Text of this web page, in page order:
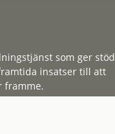
som ger stöd
insatser till att
framme.